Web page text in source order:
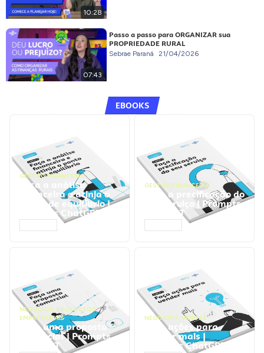
10:28
07:43
Passo a passo para ORGANIZAR sua
PROPRIEDADE RURAL
Sebrae Paraná 21/04/2026
EBOOKS
GESTÃO FINANCEIRA
Faça a análise
financeira e atinja o
ponto de equilíbrio |
Prompts ChatGPT
GESTÃO FINANCEIRA
Faça a precificação do
seu serviço | Prompts
ChatGPT
NEGÓCIOS, PROCESSOS
EMPRESARIAIS
Faça uma proposta
comercial | Prompts
ChatGPT
NEGÓCIOS, VENDAS
Faça ações para
vender mais |
Prompts ChatGPT